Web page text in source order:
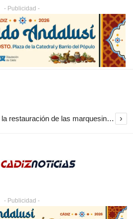
- Publicidad -
El Ayuntamiento inicia la restauración de las marquesinas de Plaza Esteve para volver a instalarlas en el centro de Jerez ›
- Publicidad -